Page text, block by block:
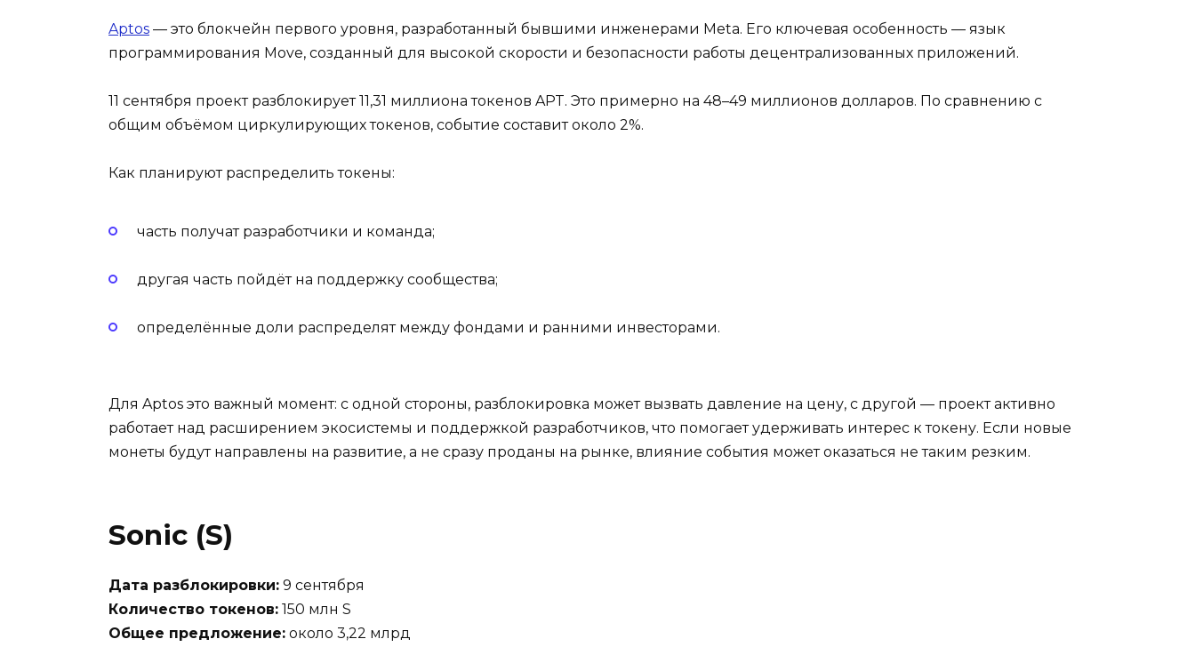
Aptos — это блокчейн первого уровня, разработанный бывшими инженерами Meta. Его ключевая особенность — язык
программирования Move, созданный для высокой скорости и безопасности работы децентрализованных приложений.
11 сентября проект разблокирует 11,31 миллиона токенов APT. Это примерно на 48–49 миллионов долларов. По сравнению с
общим объёмом циркулирующих токенов, событие составит около 2%.
Как планируют распределить токены:
часть получат разработчики и команда;
другая часть пойдёт на поддержку сообщества;
определённые доли распределят между фондами и ранними инвесторами.
Для Aptos это важный момент: с одной стороны, разблокировка может вызвать давление на цену, с другой — проект активно
работает над расширением экосистемы и поддержкой разработчиков, что помогает удерживать интерес к токену. Если новые
монеты будут направлены на развитие, а не сразу проданы на рынке, влияние события может оказаться не таким резким.
Sonic (S)
Дата разблокировки: 9 сентября
Количество токенов: 150 млн S
Общее предложение: около 3,22 млрд